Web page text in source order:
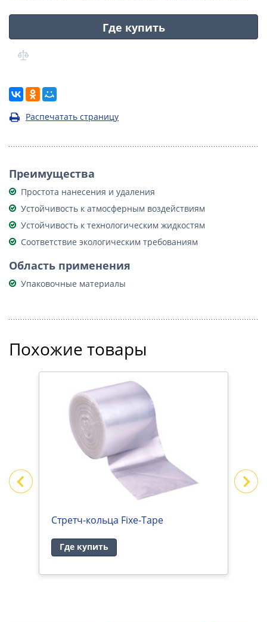
Где купить
Распечатать страницу
Преимущества
Простота нанесения и удаления
Устойчивость к атмосферным воздействиям
Устойчивость к технологическим жидкостям
Соответствие экологическим требованиям
Область применения
Упаковочные материалы
Похожие товары
Стретч-кольца Fixe-Tape
Где купить